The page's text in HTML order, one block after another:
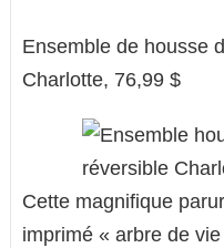
Ensemble de housse
Charlotte, 76,99 $
Cette magnifique
imprimé « arbre de